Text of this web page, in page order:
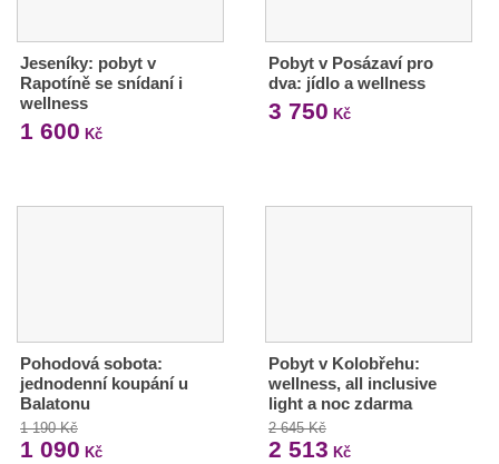
Jeseníky: pobyt v
Rapotíně se snídaní i
wellness
1 600 Kč
Pobyt v Posázaví pro
dva: jídlo a wellness
3 750 Kč
Pohodová sobota:
jednodenní koupání u
Balatonu
1 190 Kč
1 090 Kč
Pobyt v Kolobřehu:
wellness, all inclusive
light a noc zdarma
2 645 Kč
2 513 Kč